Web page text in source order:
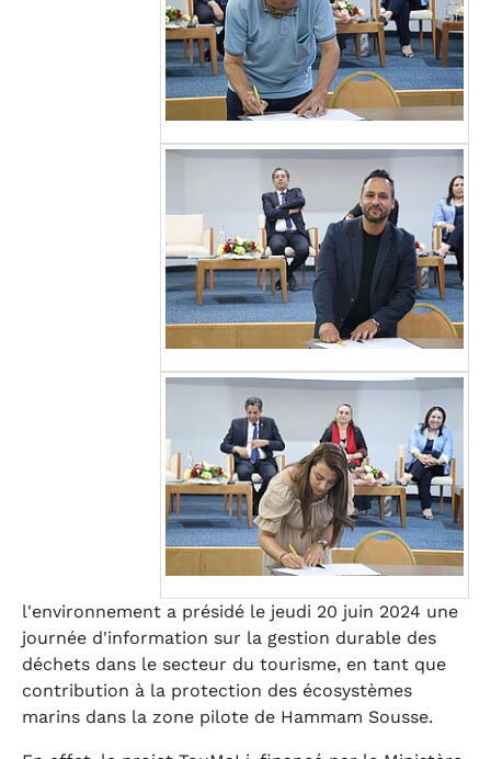
l'environnement a présidé le jeudi 20 juin 2024 une
journée d'information sur la gestion durable des
déchets dans le secteur du tourisme, en tant que
contribution à la protection des écosystèmes
marins dans la zone pilote de Hammam Sousse.